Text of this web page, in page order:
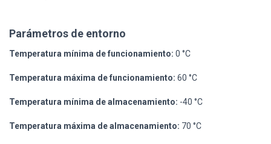
Parámetros de entorno
Temperatura mínima de funcionamiento: 0 °C
Temperatura máxima de funcionamiento: 60 °C
Temperatura mínima de almacenamiento: -40 °C
Temperatura máxima de almacenamiento: 70 °C